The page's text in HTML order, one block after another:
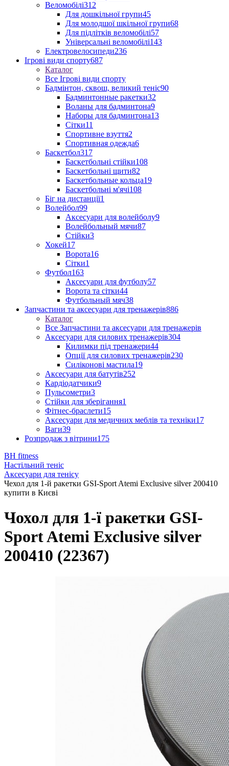
Веломобілі312
Для дошкільної групи45
Для молодшої шкільної групи68
Для підлітків веломобілі57
Універсальні веломобілі143
Електровелосипеди236
Ігрові види спорту687
Каталог
Все Ігрові види спорту
Бадмінтон, сквош, великий теніс90
Бадминтонные ракетки32
Воланы для бадминтона9
Наборы для бадминтона13
Сітки11
Спортивне взуття2
Спортивная одежда6
Баскетбол317
Баскетбольні стійки108
Баскетбольні щити82
Баскетбольные кольца19
Баскетбольні м'ячі108
Біг на дистанції1
Волейбол99
Аксесуари для волейболу9
Волейбольный мячи87
Стійки3
Хокей17
Ворота16
Сітки1
Футбол163
Аксесуари для футболу57
Ворота та сітки44
Футбольный мяч38
Запчастини та аксесуари для тренажерів886
Каталог
Все Запчастини та аксесуари для тренажерів
Аксесуари для силових тренажерів304
Килимки під тренажери44
Опції для силових тренажерів230
Силіконові мастила19
Аксесуари для батутів252
Кардіодатчики9
Пульсометри3
Стійки для зберігання1
Фітнес-браслети15
Аксесуари для медичних меблів та техніки17
Ваги39
Розпродаж з вітрини175
BH fitness
Настільний теніс
Аксесуари для тенісу
Чехол для 1-й ракетки GSI-Sport Atemi Exclusive silver 200410
купити в Києві
Чохол для 1-ї ракетки GSI-
Sport Atemi Exclusive silver
200410 (22367)